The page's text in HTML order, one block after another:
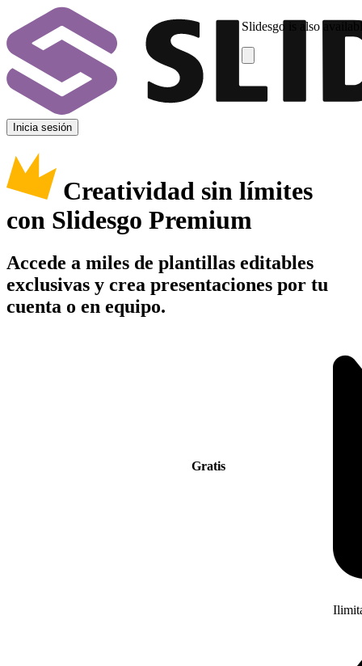
Slidesgo is also
Inicia sesión
Creatividad sin límites
con Slidesgo Premium
Accede a miles de plantillas editables
exclusivas y crea presentaciones por tu
cuenta o en equipo.
Gratis